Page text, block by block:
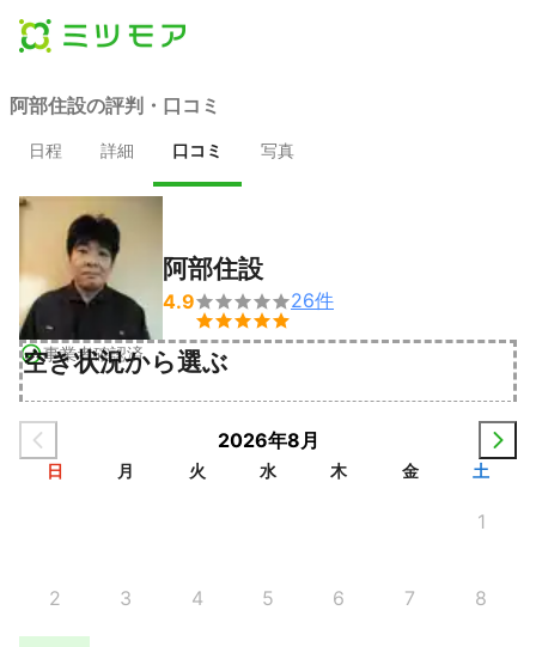
阿部住設の評判・口コミ
日程 詳細 口コミ 写真
事業者確認済
阿部住設
4.9

26件
空き状況から選ぶ
2026年8月
日 月 火 水 木 金 土
1
2 3 4 5 6 7 8